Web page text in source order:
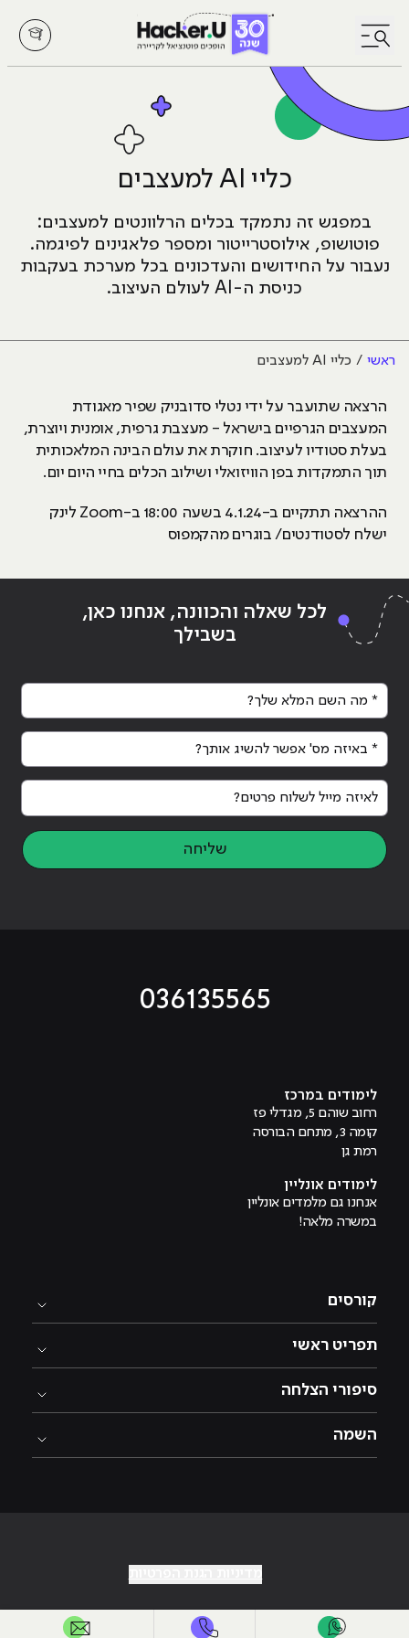
לחץ לפתיחת/סגירת תפריט
כליי AI למעצבים
במפגש זה נתמקד בכלים הרלוונטים למעצבים:
פוטושופ, אילוסטרייטור ומספר פלאגינים לפיגמה.
נעבור על החידושים והעדכונים בכל מערכת בעקבות
כניסת ה-AI לעולם העיצוב.
ראשי כליי AI למעצבים
הרצאה שתועבר על ידי נטלי סדובניק שפיר מאגודת
המעצבים הגרפיים בישראל - מעצבת גרפית, אומנית ויוצרת,
בעלת סטודיו לעיצוב. חוקרת את עולם הבינה המלאכותית
תוך התמקדות בפן הוויזואלי ושילוב הכלים בחיי היום יום.
ההרצאה תתקיים ב-4.1.24 בשעה 18:00 ב-Zoom לינק
ישלח לסטודנטים/ בוגרים מהקמפוס
לכל שאלה והכוונה, אנחנו כאן,
בשבילך
* מה השם המלא שלך?
* באיזה מס' אפשר להשיג אותך?
לאיזה מייל לשלוח פרטים?
שליחה
036135565
לימודים במרכז
רחוב שוהם 5, מגדלי פז
קומה 3, מתחם הבורסה
רמת גן
לימודים אונליין
אנחנו גם מלמדים אונליין
במשרה מלאה!
קורסים
תפריט ראשי
סיפורי הצלחה
השמה